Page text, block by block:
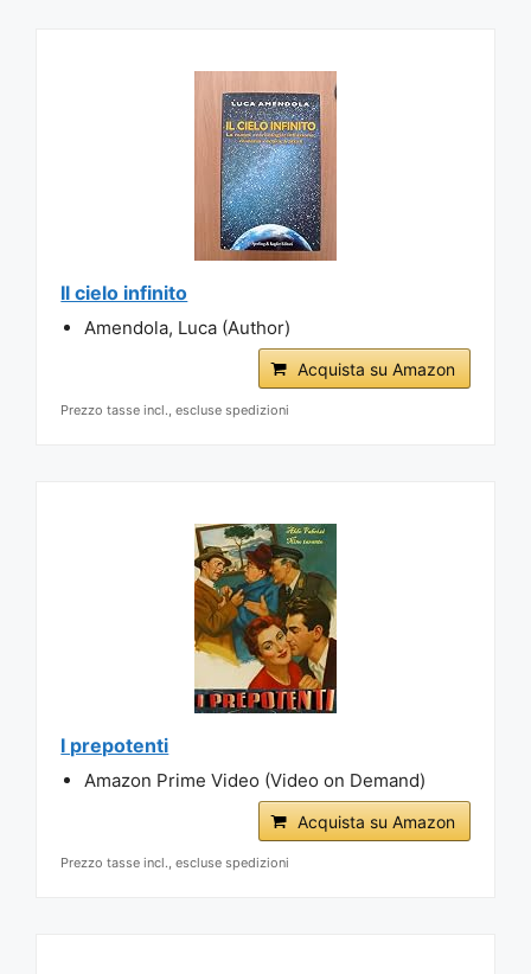
Il cielo infinito
Amendola, Luca (Author)
Acquista su Amazon
Prezzo tasse incl., escluse spedizioni
I prepotenti
Amazon Prime Video (Video on Demand)
Acquista su Amazon
Prezzo tasse incl., escluse spedizioni